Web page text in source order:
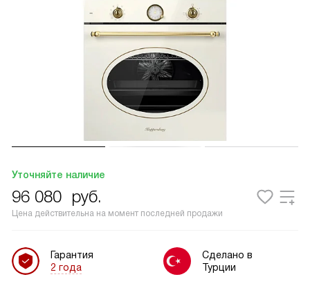
Уточняйте наличие
96 080 руб.
Цена действительна на момент последней продажи
Гарантия
2 года
Сделано в
Турции